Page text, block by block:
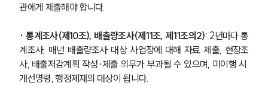
관에게 제출해야 합니다.
· 통계조사(제10조), 배출량조사(제11조, 제11조의2): 2년마다 통
계조사, 매년 배출량조사 대상 사업장에 대해 자료 제출, 현장조
사, 배출저감계획 작성·제출 의무가 부과될 수 있으며, 미이행 시
개선명령, 행정제재의 대상이 됩니다.